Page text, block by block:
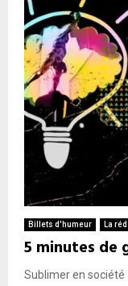
Billets d'humeur La
5 minutes de
Sublimer en société